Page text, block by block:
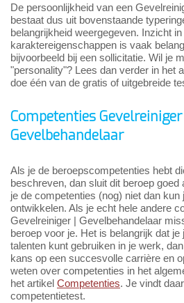
De persoonlijkheid van een
bestaat dus uit bovenstaande
belangrijkheid weergegeven. Inzicht
karaktereigenschappen is vaak
bijvoorbeeld bij een sollicitatie. Wil je
"personality"? Lees dan verder in het
doe één van de gratis of uitgebreide
Competenties
Gevelbehandelaar
Als je de beroepscompetenties hebt
beschreven, dan sluit dit beroep goed
je de competenties (nog) niet dan
ontwikkelen. Als je echt hele andere
Gevelreiniger | Gevelbehandelaar
beroep voor je. Het is belangrijk dat
talenten kunt gebruiken in je werk,
kans op een succesvolle carrière en
weten over competenties in het
het artikel Competenties. Je vindt
competentietest.